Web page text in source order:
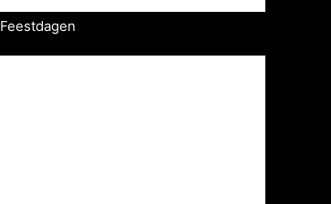
Feestdagen